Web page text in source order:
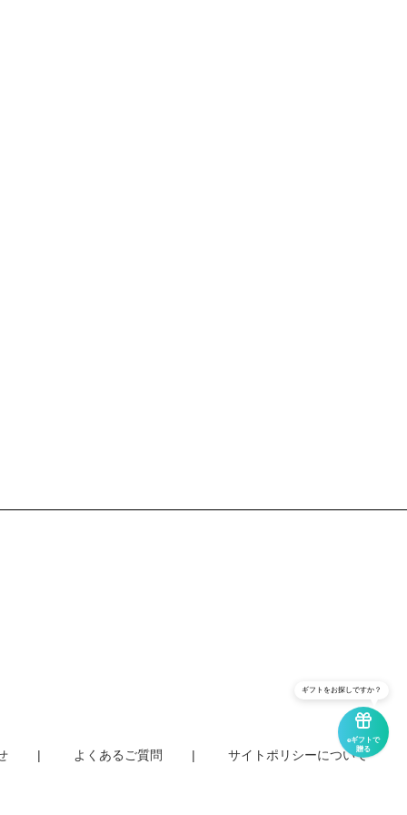
よくあるご質問 サイトポリシーについて
eギフトで
贈る
ギフトをお探しですか？